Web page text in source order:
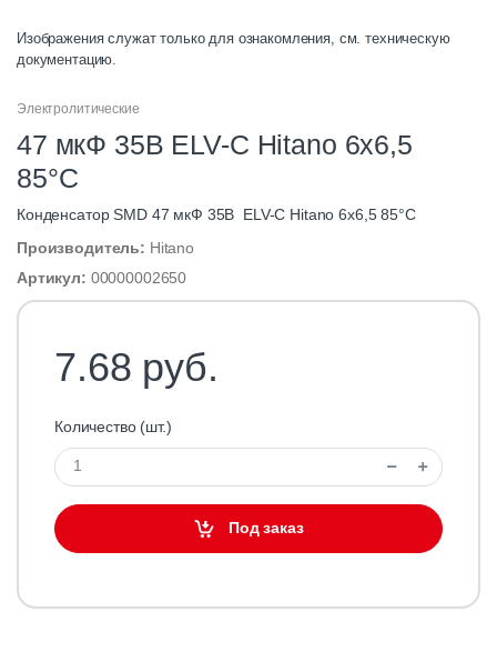
Изображения служат только для ознакомления, см. техническую
документацию.
Электролитические
47 мкФ 35В ELV-C Hitano 6х6,5
85°C
Конденсатор SMD 47 мкФ 35В ELV-C Hitano 6х6,5 85°C
Производитель: Hitano
Артикул: 00000002650
7.68 руб.
Количество (шт.)
Под заказ